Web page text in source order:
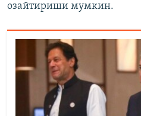
озайтириши мумкин.